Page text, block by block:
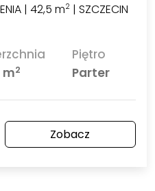
| 42,5 m2 | SZCZECIN
m2
Piętro
Parter
Zobacz